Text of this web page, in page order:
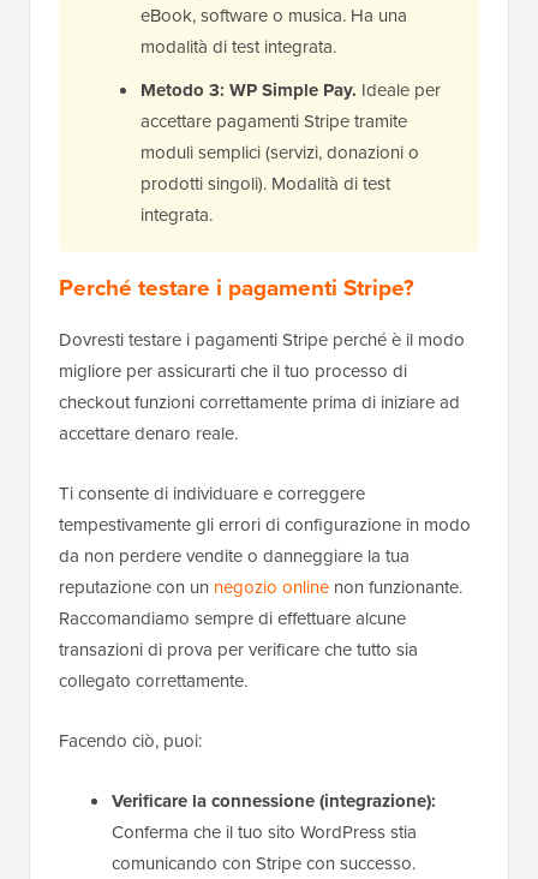
eBook, software o musica. Ha una
modalità di test integrata.
Metodo 3: WP Simple Pay. Ideale per
accettare pagamenti Stripe tramite
moduli semplici (servizi, donazioni o
prodotti singoli). Modalità di test
integrata.
Perché testare i pagamenti Stripe?
Dovresti testare i pagamenti Stripe perché è il modo
migliore per assicurarti che il tuo processo di
checkout funzioni correttamente prima di iniziare ad
accettare denaro reale.
Ti consente di individuare e correggere
tempestivamente gli errori di configurazione in modo
da non perdere vendite o danneggiare la tua
reputazione con un negozio online non funzionante.
Raccomandiamo sempre di effettuare alcune
transazioni di prova per verificare che tutto sia
collegato correttamente.
Facendo ciò, puoi:
Verificare la connessione (integrazione):
Conferma che il tuo sito WordPress stia
comunicando con Stripe con successo.